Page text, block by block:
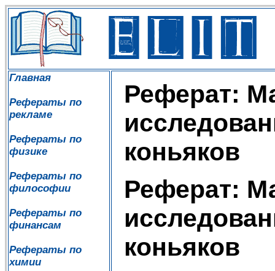
Главная
Рефераты по
рекламе
Рефераты по
физике
Рефераты по
философии
Рефераты по
финансам
Рефераты по
химии
Реферат:
коньяков
Реферат:
коньяков